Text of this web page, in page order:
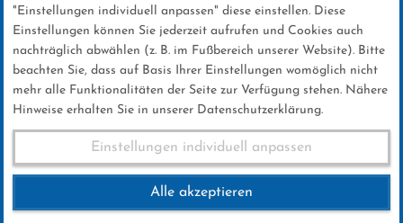
Inhalt
News
INFORMIERT BLEIBEN
News Archiv
"Einstellungen individuell anpassen" diese einstellen. Diese
Einstellungen können Sie jederzeit aufrufen und Cookies auch
nachträglich abwählen (z. B. im Fußbereich unserer Website). Bitte
beachten Sie, dass auf Basis Ihrer Einstellungen womöglich nicht
mehr alle Funktionalitäten der Seite zur Verfügung stehen. Nähere
Hinweise erhalten Sie in unserer Datenschutzerklärung.
Einstellungen individuell anpassen
Alle akzeptieren